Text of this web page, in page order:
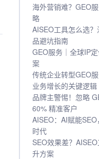
海外营销难？GEO
略
AISEO工具怎么选
品避坑指南
GEO服务｜全球IP
案
传统企业转型GEO
业务增长的关键逻辑
品牌主警惕！忽略
60% 精准客户
AISEO：AI赋能
时代
SEO效果差？
升方案